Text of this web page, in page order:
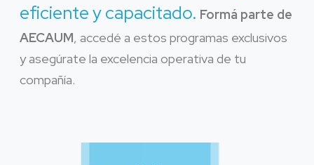
eficiente y capacitado. Formá parte de
AECAUM, accedé a estos programas exclusivos
y asegúrate la excelencia operativa de tu
compañía.